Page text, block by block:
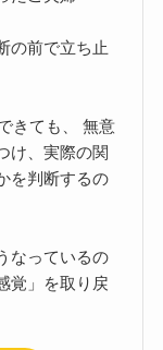
の前で立ち止
きても、 無意
け、実際の関
を判断するの
なっているの
覚」を取り戻